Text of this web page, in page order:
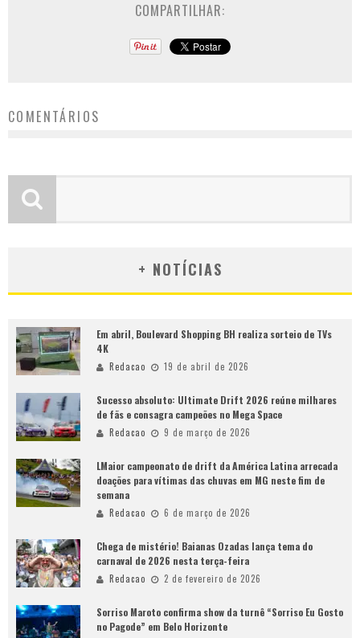
COMPARTILHAR:
COMENTÁRIOS
+ NOTÍCIAS
Em abril, Boulevard Shopping BH realiza sorteio de TVs
4K
Redacao 19 de abril de 2026
Sucesso absoluto: Ultimate Drift 2026 reúne milhares
de fãs e consagra campeões no Mega Space
Redacao 9 de março de 2026
LMaior campeonato de drift da América Latina arrecada
doações para vítimas das chuvas em MG neste fim de
semana
Redacao 6 de março de 2026
Chega de mistério! Baianas Ozadas lança tema do
carnaval de 2026 nesta terça-feira
Redacao 2 de fevereiro de 2026
Sorriso Maroto confirma show da turnê “Sorriso Eu Gosto
no Pagode” em Belo Horizonte